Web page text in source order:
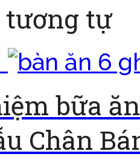
tương tự
bữa
Chân